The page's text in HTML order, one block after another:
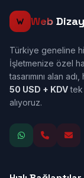
Web
Türkiye geneline
İşletmenize özel
tasarımını alan
50 USD + KDVtek
alıyoruz.